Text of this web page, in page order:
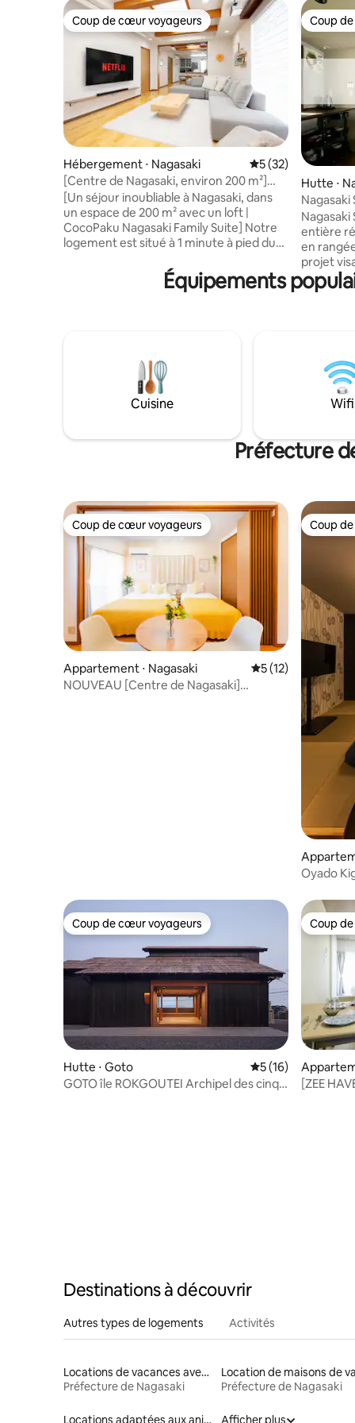
Coup de cœur voyageurs
Coup de cœur voyageurs
Hébergement ⋅ Nagasaki Évaluation
5 (32)
[Centre de Nagasaki, environ 200 m²]
Entière villa familiale de luxe | Cinéma et
canapé géant | Jusqu'à 10 personnes
[Un séjour inoubliable à Nagasaki, dans
un espace de 200 m² avec un loft |
CocoPaku Nagasaki Family Suite] Notre
logement est situé à 1 minute à pied du
quartier chinois de Shinchi, ce qui en fait
un endroit pratique pour visiter la ville et
voyages en groupe, avec un parking
gratuit pour 2 voitures, ce qui est rare
dans le centre. Le salon spacieux, où
même les grands groupes peuvent se
grand écran et d'une télévision avec
Ryukyu, évoque la culture japonaise et
offre un espace sûr pour les
enfants.Vous y trouverez également une
cuisine entièrement équipée où vous
pouvez cuisiner, même pour les grands
groupes, ce qui garantit un séjour
inoubliable ; c'est bien plus qu'un simple
hébergement. < Ce que vous allez
adorer > ・ À 3 minutes à pied de Shinchi
Chinatown/à 1 minute à pied de
Shianbashi Animaux acceptés ・Parking
gratuit pour 3 voitures maximum (*sur
réservation) ・Équipements pour
barbecue (* sur réservation, + 5 000 ¥)
Coup
Coup
Hutte ⋅
Nagasaki
chambre
futons
proximité
Nagasaki
entière
en rangée. « Nagasaki Sakayado »
projet
les
de
l'ancienne
à 10
centre-
vous
urbain
Megane,
toilettes,
d'autres
piliers et
été
le
tombe du
pendant votre
50
chambre. Il y a un parking payant à
Équipements
Cuisine Wifi
Préfecture
Coup de cœur voyageurs
Coup de cœur voyageurs
Appartement ⋅ Nagasaki Évaluation
5 (12)
NOUVEAU [Centre de Nagasaki]
Coup
Coup
Oyado
moderne
Coup de cœur voyageurs
Coup de cœur voyageurs
Hutte ⋅ Goto Évaluation
5 (16)
GOTO île ROKGOUTEI Archipel des cinq
Coup
Coup
[ZEE
Destinations à découvrir
Autres types de logements Activités
Locations de vacances avec piscine
Préfecture de Nagasaki
Préfecture de Nagasaki
Locations adaptées aux animaux Afficher plus